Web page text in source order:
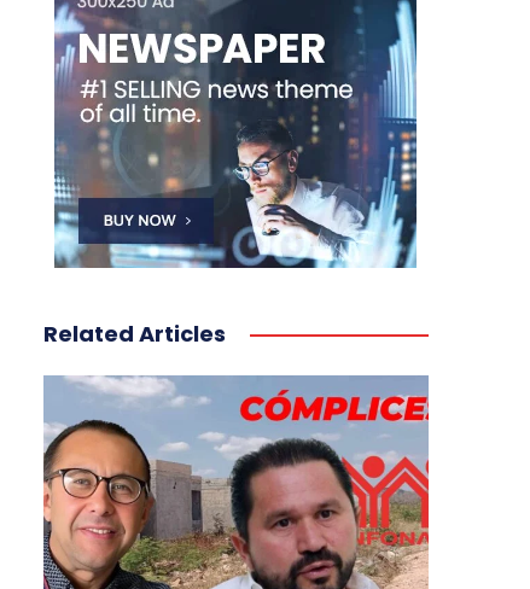
Related Articles